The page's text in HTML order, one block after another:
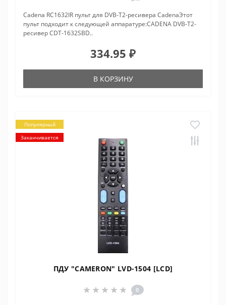
Cadena RC1632IR пульт для DVB-T2-ресивера CadenaЭтот
пульт подходит к следующей аппаратуре:CADENA DVB-T2-
ресивер CDT-1632SBD..
334.95 ₽
В КОРЗИНУ
Популярный
Заканчивается
ПДУ "CAMERON" LVD-1504 [LCD]
0